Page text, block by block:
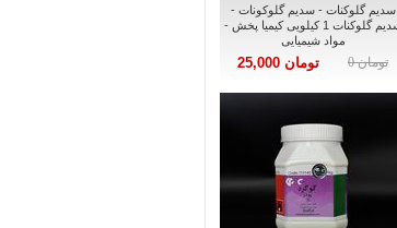
سدیم گلوکنات - سدیم گلوکونات -
سدیم گلوکنات 1 کیلویی کیمیا پخش -
مواد شیمیایی
تومان 0 تومان 25,000